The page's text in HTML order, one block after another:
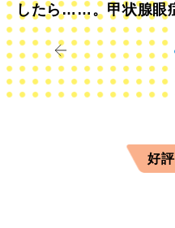
したら……。甲状腺眼
すか？
好